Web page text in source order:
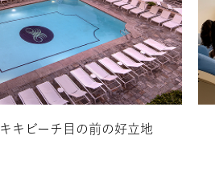
キビーチ目の前の好立地